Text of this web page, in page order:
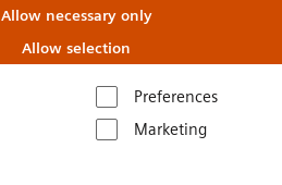
Allow necessary only
Allow selection
Preferences
Marketing